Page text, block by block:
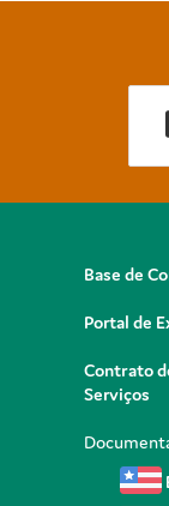
Base de
Portal de
Contrato
Serviços